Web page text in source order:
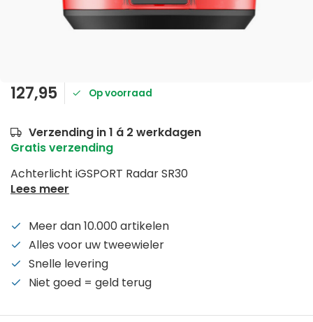
127,95 Op voorraad
Verzending in 1 á 2 werkdagen
Gratis verzending
Achterlicht iGSPORT Radar SR30
Lees meer
Meer dan 10.000 artikelen
Alles voor uw tweewieler
Snelle levering
Niet goed = geld terug